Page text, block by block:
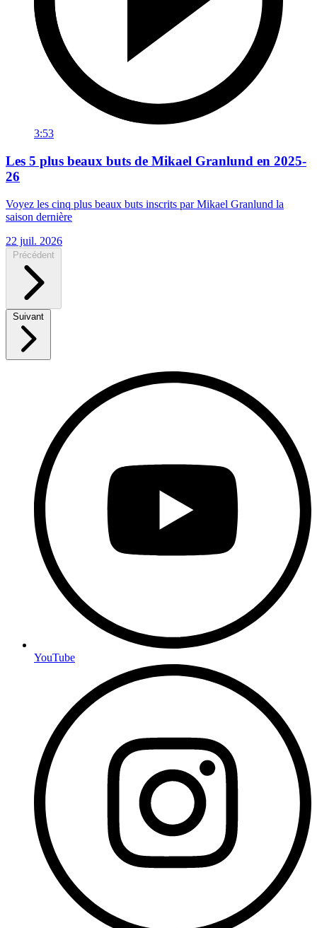
3:53
Les 5 plus beaux buts de Mikael Granlund en 2025-
26
Voyez les cinq plus beaux buts inscrits par Mikael Granlund la
saison dernière
22 juil. 2026
Précédent
Suivant
YouTube